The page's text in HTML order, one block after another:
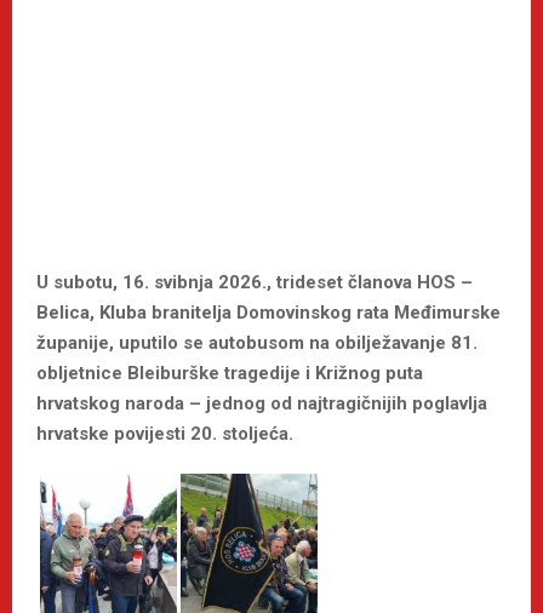
U subotu, 16. svibnja 2026., trideset članova HOS –
Belica, Kluba branitelja Domovinskog rata Međimurske
županije, uputilo se autobusom na obilježavanje 81.
obljetnice Bleiburške tragedije i Križnog puta
hrvatskog naroda – jednog od najtragičnijih poglavlja
hrvatske povijesti 20. stoljeća.